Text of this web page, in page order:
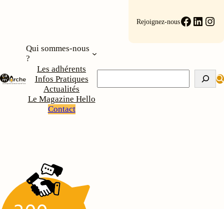
Rejoignez-nous
Qui sommes-nous
?
Les adhérents
Infos Pratiques
Actualités
Le Magazine Hello
Contact